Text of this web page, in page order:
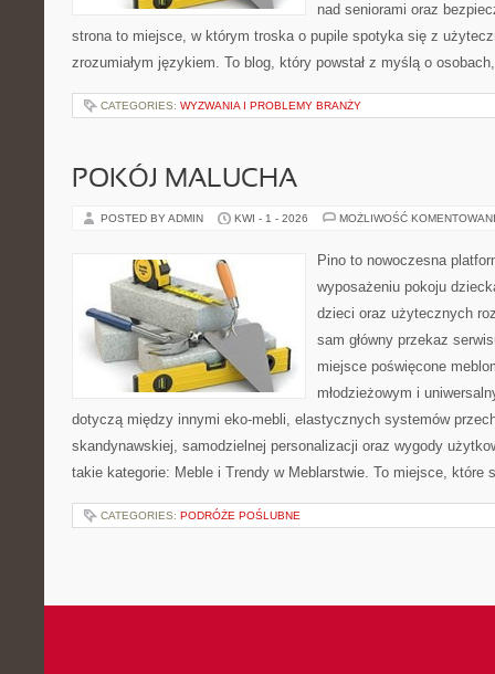
nad seniorami oraz
strona to miejsce, w którym troska o pupile spotyka się z
zrozumiałym językiem. To blog, który powstał z myślą o
CATEGORIES: WYZWANIA I PROBLEMY BRANŻY
POKÓJ MALUCHA
POSTED BY ADMIN KWI - 1 - 2026 MOŻLIWOŚĆ
Pino to nowoczesna
wyposażeniu pokoju
dzieci oraz użytecznych
sam główny przekaz
miejsce poświęcone
młodzieżowym i
dotyczą między innymi eko-mebli, elastycznych systemów
skandynawskiej, samodzielnej personalizacji oraz wygody
takie kategorie: Meble i Trendy w Meblarstwie. To miejsce,
CATEGORIES: PODRÓŻE POŚLUBNE